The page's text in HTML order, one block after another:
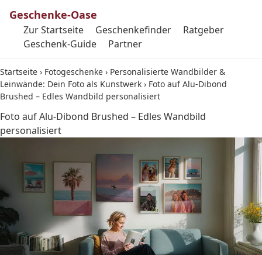
Geschenke-Oase
Zur Startseite Geschenkefinder
Ratgeber
Geschenk-Guide
Partner
Startseite › Fotogeschenke › Personalisierte Wandbilder &
Leinwände: Dein Foto als Kunstwerk › Foto auf Alu-Dibond
Brushed – Edles Wandbild personalisiert
Foto auf Alu-Dibond Brushed – Edles Wandbild
personalisiert